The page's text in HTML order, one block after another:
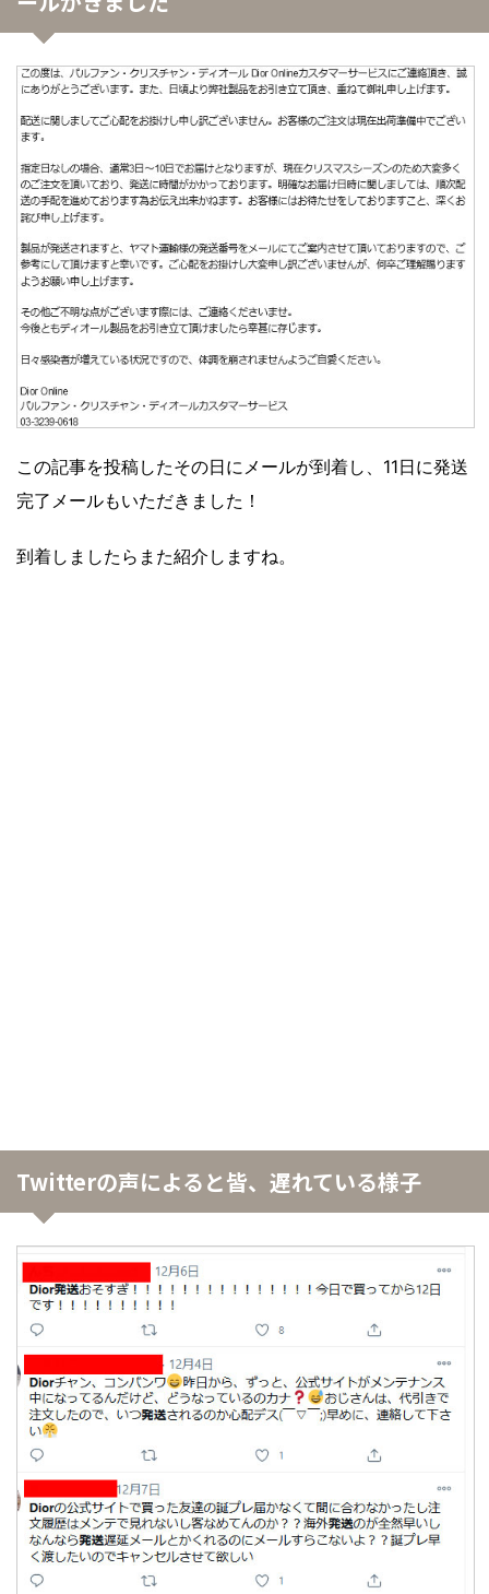
この記事を投稿したその日にメールが到着し、11日に発送
完了メールもいただきました！
到着しましたらまた紹介しますね。
Twitterの声によると皆、遅れている様子